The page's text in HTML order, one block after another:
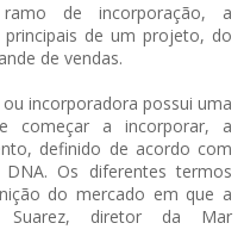
de incorporação, a
de um projeto, do
de vendas.
incorporadora possui uma
começar a incorporar, a
definido de acordo com
Os diferentes termos
do mercado em que a
Suarez, diretor da Mar